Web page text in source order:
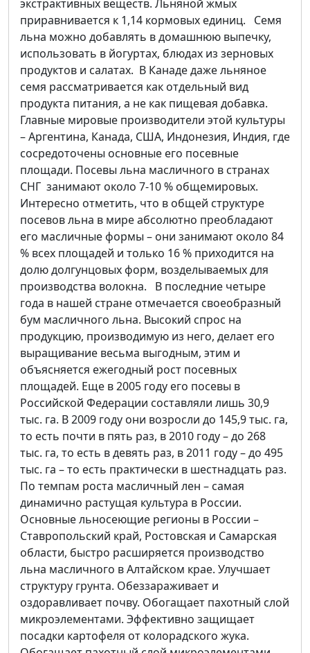
экстрактивных веществ. Льняной жмых
приравнивается к 1,14 кормовых единиц. Семя
льна можно добавлять в домашнюю выпечку,
использовать в йогуртах, блюдах из зерновых
продуктов и салатах. В Канаде даже льняное
семя рассматривается как отдельный вид
продукта питания, а не как пищевая добавка.
Главные мировые производители этой культуры
– Аргентина, Канада, США, Индонезия, Индия, где
сосредоточены основные его посевные
площади. Посевы льна масличного в странах
СНГ занимают около 7-10 % общемировых.
Интересно отметить, что в общей структуре
посевов льна в мире абсолютно преобладают
его масличные формы – они занимают около 84
% всех площадей и только 16 % приходится на
долю долгунцовых форм, возделываемых для
производства волокна. В последние четыре
года в нашей стране отмечается своеобразный
бум масличного льна. Высокий спрос на
продукцию, производимую из него, делает его
выращивание весьма выгодным, этим и
объясняется ежегодный рост посевных
площадей. Еще в 2005 году его посевы в
Российской Федерации составляли лишь 30,9
тыс. га. В 2009 году они возросли до 145,9 тыс. га,
то есть почти в пять раз, в 2010 году – до 268
тыс. га, то есть в девять раз, в 2011 году – до 495
тыс. га – то есть практически в шестнадцать раз.
По темпам роста масличный лен – самая
динамично растущая культура в России.
Основные льносеющие регионы в России –
Ставропольский край, Ростовская и Самарская
области, быстро расширяется производство
льна масличного в Алтайском крае. Улучшает
структуру грунта. Обеззараживает и
оздоравливает почву. Обогащает пахотный слой
микроэлементами. Эффективно защищает
посадки картофеля от колорадского жука.